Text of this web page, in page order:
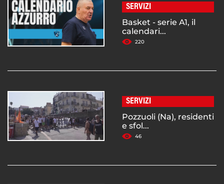
SERVIZI
Basket - serie A1, il
calendari...
220
SERVIZI
Pozzuoli (Na), residenti
e sfol...
46